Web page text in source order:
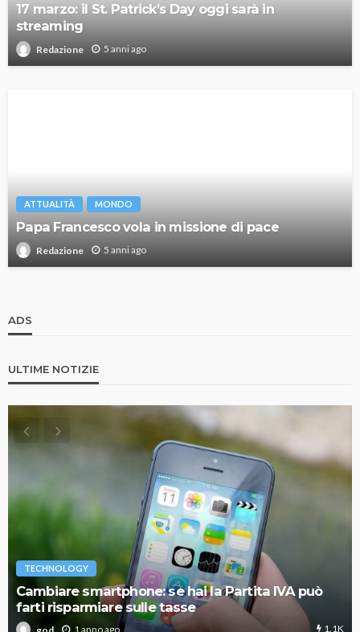
17 marzo: il St. Patrick’s Day oggi sarà in
streaming
Redazione 5 anni ago
ATTUALITÀ MONDO
Papa Francesco vola in missione di pace
Redazione 5 anni ago
ADS
ULTIME NOTIZIE
TECHNOLOGY
Cambiare smartphone: se hai la Partita IVA può
farti risparmiare sulle tasse
1 anno ago 1.1K